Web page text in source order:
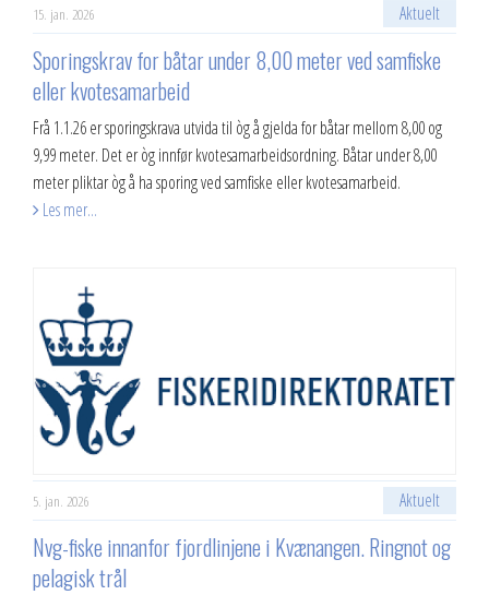
15. jan. 2026 Aktuelt
Sporingskrav for båtar under 8,00 meter ved samfiske
eller kvotesamarbeid
Frå 1.1.26 er sporingskrava utvida til òg å gjelda for båtar mellom 8,00 og
9,99 meter. Det er òg innfør kvotesamarbeidsordning. Båtar under 8,00
meter pliktar òg å ha sporing ved samfiske eller kvotesamarbeid.
Les mer...
5. jan. 2026 Aktuelt
Nvg-fiske innanfor fjordlinjene i Kvænangen. Ringnot og
pelagisk trål